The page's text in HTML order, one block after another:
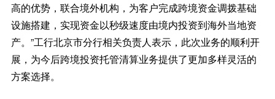
高的优势，联合境外机构，为客户完成跨境资金调拨基础
设施搭建，实现资金以秒级速度由境内投资到海外当地资
产。”工行北京市分行相关负责人表示，此次业务的顺利开
展，为今后跨境投资托管清算业务提供了更加多样灵活的
方案选择。